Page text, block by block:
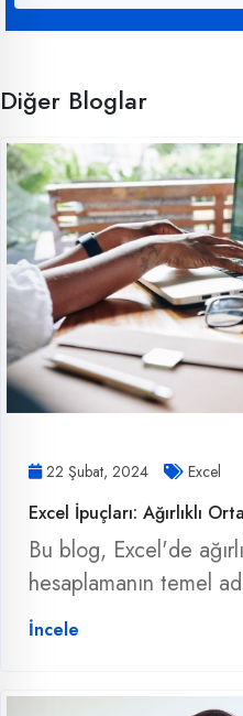
Diğer Bloglar
22 Şubat, 2024 Excel
Excel İpuçları: Ağırlıklı
Bu blog, Excel'de
hesaplamanın temel
İncele